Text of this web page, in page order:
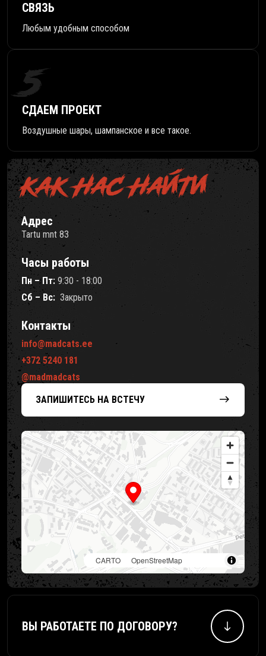
СВЯЗЬ
Любым удобным способом
5
СДАЕМ ПРОЕКТ
Воздушные шары, шампанское и все такое.
КАК НАС НАЙТИ
Адрес
Tartu mnt 83
Часы работы
Пн – Пт: 9:30 - 18:00
Сб – Вс: Закрыто
Контакты
info@madcats.ee
+372 5240 181
@madmadcats
ЗАПИШИТЕСЬ НА ВСТЕЧУ
CARTO OpenStreetMap
ВЫ РАБОТАЕТЕ ПО ДОГОВОРУ?